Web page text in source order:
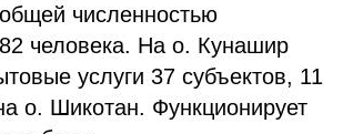
численностью
человека. На о. Кунашир
услуги 37 субъектов, 11
о. Шикотан. Функционирует